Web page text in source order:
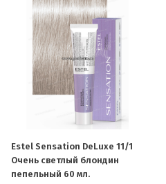
Estel Sensation DeLuxe 11/1
Очень светлый блондин
пепельный 60 мл.